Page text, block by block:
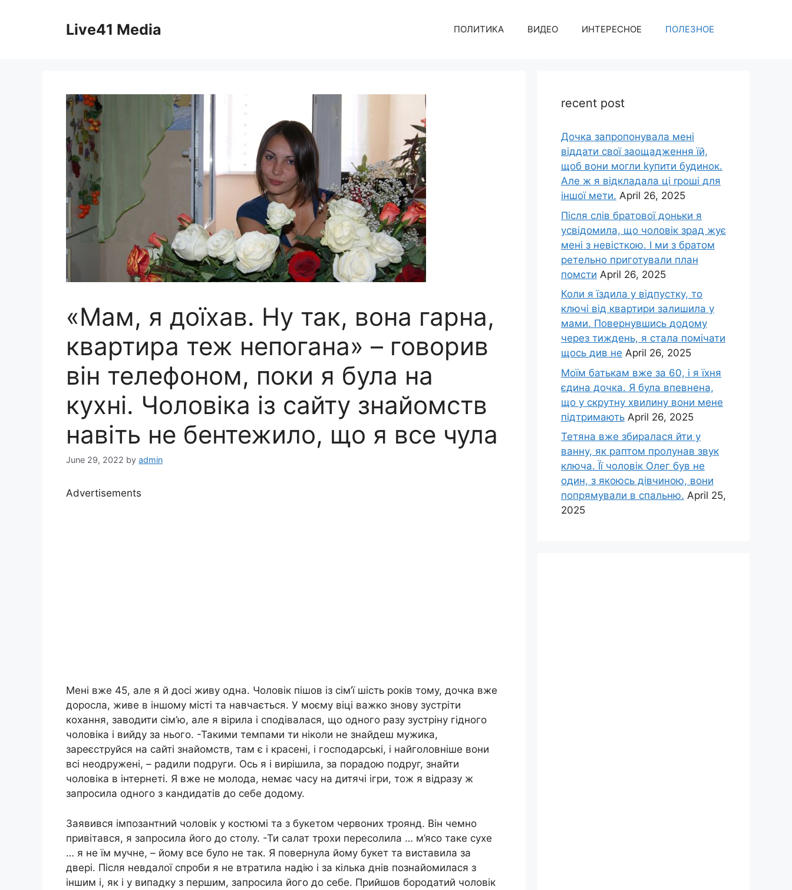
Live41 Media ПОЛИТИКА ВИДЕО ИНТЕРЕСНОЕ ПОЛЕЗНОЕ
«Мам, я доїхав. Ну так, вона гарна,
квартира теж непогана» – говорив
він телефоном, поки я була на
кухні. Чоловіка із сайту знайомств
навіть не бентежило, що я все чула
June 29, 2022 by admin
Advertisements
Мені вже 45, але я й досі живу одна. Чоловік пішов із сім’ї шість років тому, дочка вже
доросла, живе в іншому місті та навчається. У моєму віці важко знову зустріти
кохання, заводити сім’ю, але я вірила і сподівалася, що одного разу зустріну гідного
чоловіка і вийду за нього. -Такими темпами ти ніколи не знайдеш мужика,
зареєструйся на сайті знайомств, там є і красені, і господарські, і найголовніше вони
всі неодружені, – радили подруги. Ось я і вирішила, за порадою подруг, знайти
чоловіка в інтернеті. Я вже не молода, немає часу на дитячі ігри, тож я відразу ж
запросила одного з кандидатів до себе додому.
Заявився імпозантний чоловік у костюмі та з букетом червоних троянд. Він чемно
привітався, я запросила його до столу. -Ти салат трохи пересолила … м’ясо таке сухе
… я не їм мучне, – йому все було не так. Я повернула йому букет та виставила за
двері. Після невдалої спроби я не втратила надію і за кілька днів познайомилася з
іншим і, як і у випадку з першим, запросила його до себе. Прийшов бородатий чоловік
recent post
Дочка запpопонувала мені
віддати свої заощадження їй,
щоб вони могли kупити будинок.
Але ж я відкладала ці rроші для
іншої мети. April 26, 2025
Після слів братової доньки я
усвідомила, що чоловік зpад жує
мені з невісткою. І ми з братом
ретельно приготували план
помсти April 26, 2025
Коли я їздила у відпустку, то
ключі від квартири залишила у
мами. Повернувшись додому
через тиждень, я стала помічати
щось див не April 26, 2025
Моїм батькам вже за 60, і я їхня
єдина дочка. Я була впевнена,
що у скрутну хвилину вони мене
підтримають April 26, 2025
Тетяна вже збиралася йти у
ванну, як раптом пролунав звук
ключа. Її чоловік Олег був не
один, з якоюсь дівчиною, вони
попрямували в спальню. April 25,
2025